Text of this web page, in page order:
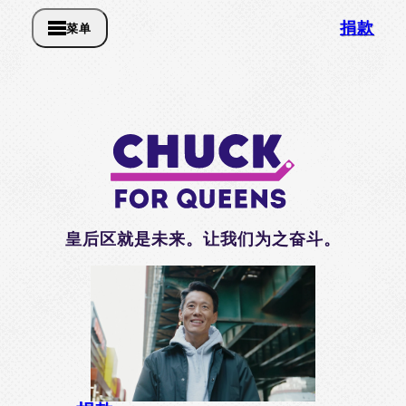
菜单 捐款
皇后区就是未来。让我们为之奋斗。